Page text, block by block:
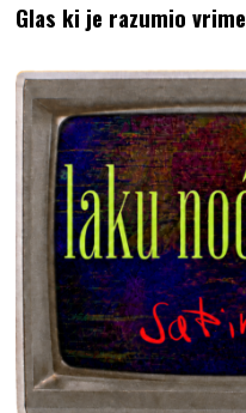
Glas ki je razumio vrime